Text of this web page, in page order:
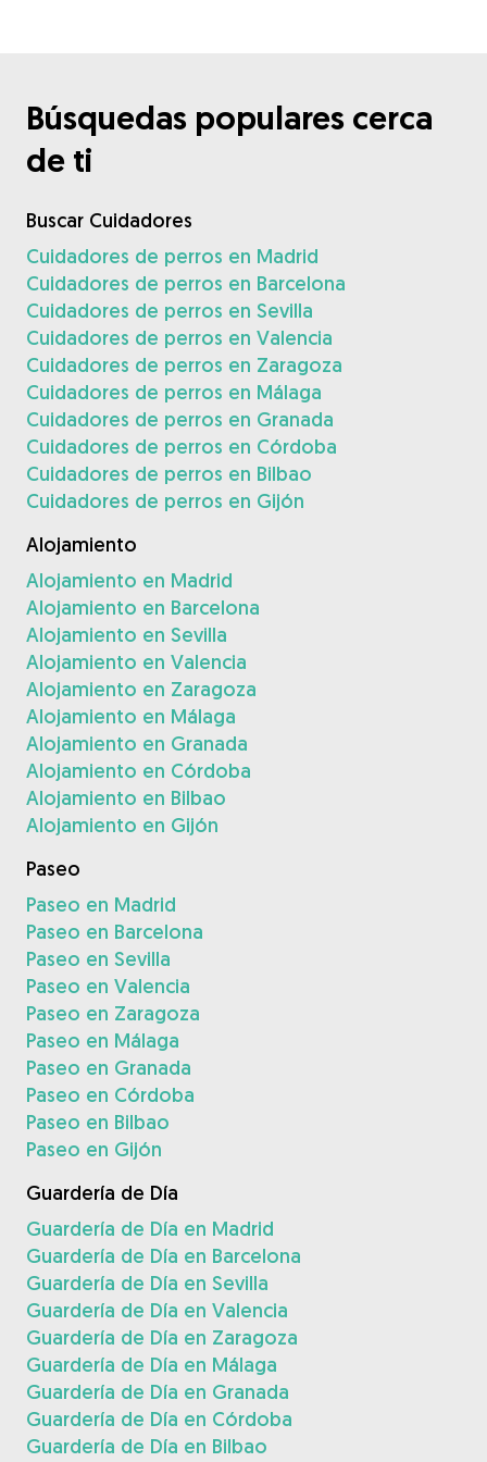
Búsquedas populares cerca
de ti
Buscar Cuidadores
Cuidadores de perros en Madrid
Cuidadores de perros en Barcelona
Cuidadores de perros en Sevilla
Cuidadores de perros en Valencia
Cuidadores de perros en Zaragoza
Cuidadores de perros en Málaga
Cuidadores de perros en Granada
Cuidadores de perros en Córdoba
Cuidadores de perros en Bilbao
Cuidadores de perros en Gijón
Alojamiento
Alojamiento en Madrid
Alojamiento en Barcelona
Alojamiento en Sevilla
Alojamiento en Valencia
Alojamiento en Zaragoza
Alojamiento en Málaga
Alojamiento en Granada
Alojamiento en Córdoba
Alojamiento en Bilbao
Alojamiento en Gijón
Paseo
Paseo en Madrid
Paseo en Barcelona
Paseo en Sevilla
Paseo en Valencia
Paseo en Zaragoza
Paseo en Málaga
Paseo en Granada
Paseo en Córdoba
Paseo en Bilbao
Paseo en Gijón
Guardería de Día
Guardería de Día en Madrid
Guardería de Día en Barcelona
Guardería de Día en Sevilla
Guardería de Día en Valencia
Guardería de Día en Zaragoza
Guardería de Día en Málaga
Guardería de Día en Granada
Guardería de Día en Córdoba
Guardería de Día en Bilbao